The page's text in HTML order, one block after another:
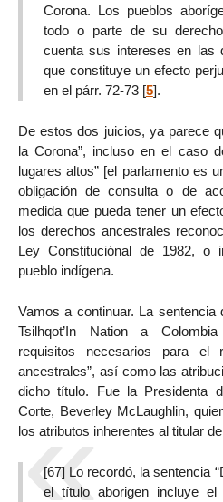
Corona. Los pueblos
todo o parte de su
cuenta sus intereses en las
que constituye un efecto
en el párr. 72-73[5].
De estos dos juicios, ya parece
la Corona”, incluso en el caso
lugares altos” [el parlamento es
obligación de consulta o de
medida que pueda tener un
los derechos ancestrales
Ley Constituciónal de 1982, o
pueblo indígena.
Vamos a continuar. La sentencia
Tsilhqot’In Nation a
requisitos necesarios para el
ancestrales”, así como las
dicho título. Fue la Presidenta
Corte, Beverley McLaughlin,
los atributos inherentes al titular
[67] Lo recordó, la sentencia
el título aborigen incluye